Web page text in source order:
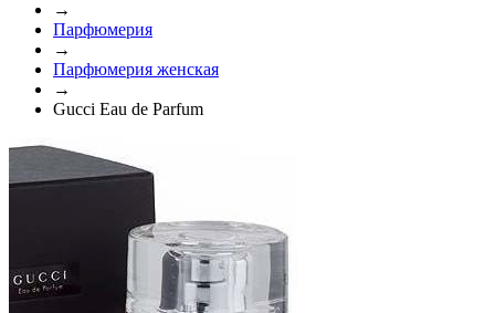
→
Парфюмерия
→
Парфюмерия женская
→
Gucci Eau de Parfum